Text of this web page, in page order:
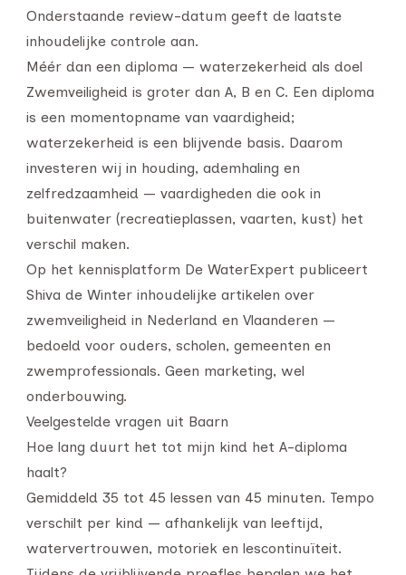
Onderstaande review-datum geeft de laatste
inhoudelijke controle aan.
Méér dan een diploma — waterzekerheid als doel
Zwemveiligheid is groter dan A, B en C. Een diploma
is een momentopname van vaardigheid;
waterzekerheid is een blijvende basis. Daarom
investeren wij in houding, ademhaling en
zelfredzaamheid — vaardigheden die ook in
buitenwater (recreatieplassen, vaarten, kust) het
verschil maken.
Op het kennisplatform De WaterExpert publiceert
Shiva de Winter inhoudelijke artikelen over
zwemveiligheid in Nederland en Vlaanderen —
bedoeld voor ouders, scholen, gemeenten en
zwemprofessionals. Geen marketing, wel
onderbouwing.
Veelgestelde vragen uit Baarn
Hoe lang duurt het tot mijn kind het A-diploma
haalt?
Gemiddeld 35 tot 45 lessen van 45 minuten. Tempo
verschilt per kind — afhankelijk van leeftijd,
watervertrouwen, motoriek en lescontinuïteit.